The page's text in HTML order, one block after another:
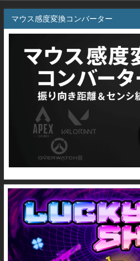
マウス感度変換コンバーター